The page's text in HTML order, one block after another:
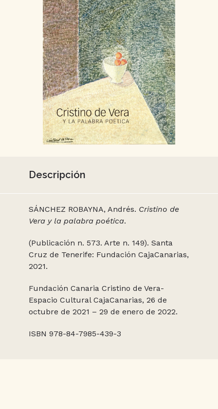
Descripción
SÁNCHEZ ROBAYNA, Andrés. Cristino de
Vera y la palabra poética.
(Publicación n. 573. Arte n. 149). Santa
Cruz de Tenerife: Fundación CajaCanarias,
2021.
Fundación Canaria Cristino de Vera-
Espacio Cultural CajaCanarias, 26 de
octubre de 2021 – 29 de enero de 2022.
ISBN 978-84-7985-439-3